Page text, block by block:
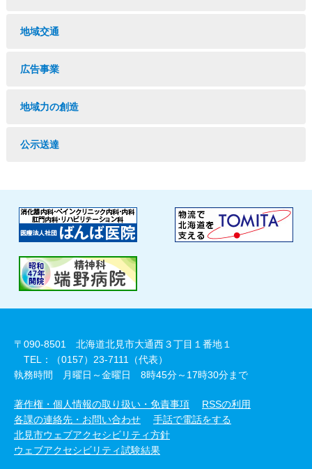
地域交通
広告事業
地域力の創造
公示送達
〒090-8501 北海道北見市大通西３丁目１番地１
TEL：（0157）23-7111（代表）
執務時間 月曜日～金曜日 8時45分～17時30分まで
著作権・個人情報の取り扱い・免責事項
RSSの利用
各課の連絡先・お問い合わせ
手話で電話をする
北見市ウェブアクセシビリティ方針
ウェブアクセシビリティ試験結果